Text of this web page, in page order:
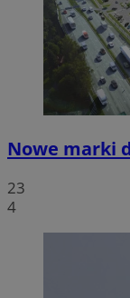
Nowe marki
23
4